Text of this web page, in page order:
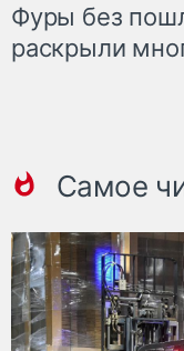
Фуры без
раскрыли
Самое